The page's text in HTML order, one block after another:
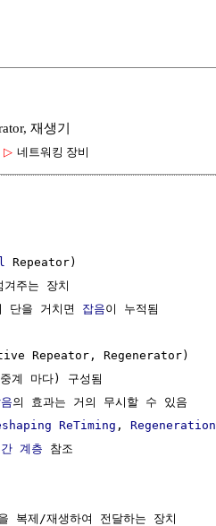
재생기
▷ 네트워킹 장비
Repeator)
주는 장치
단을 거치면 잡음이 누적됨
Repeator, Regenerator)
계 마다) 구성됨
의 효과는 거의 무시할 수 있음
ReTiming , Regeneration
계층 참조
복제/재생하여 전달하는 장치